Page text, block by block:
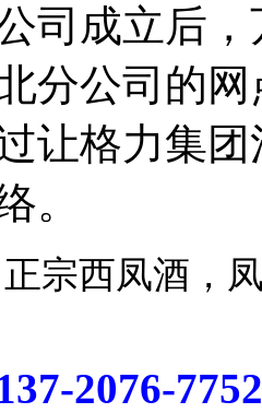
司成立后
分公司的
让格力集
。
正宗西凤酒
2076-7752